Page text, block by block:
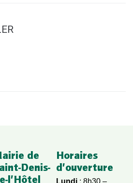
de
Denis-
l’Hôtel
Horaires
d’ouverture
Lundi: 8h30 –